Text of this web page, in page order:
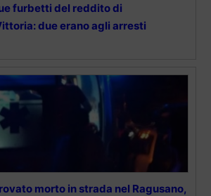
furbetti del reddito di
due erano agli arresti
morto in strada nel Ragusano,